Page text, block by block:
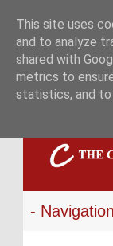
This site uses
and to analyze
shared with
metrics to
statistics, and to